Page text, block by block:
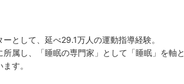
として、延べ29.1万人の運動指導経験。
属し、「睡眠の専門家」として「睡眠」を軸と
す。